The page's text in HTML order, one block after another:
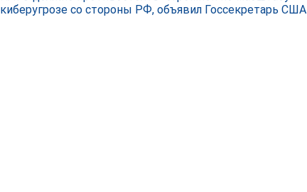
киберугрозе со стороны РФ, объявил Госсекретарь США